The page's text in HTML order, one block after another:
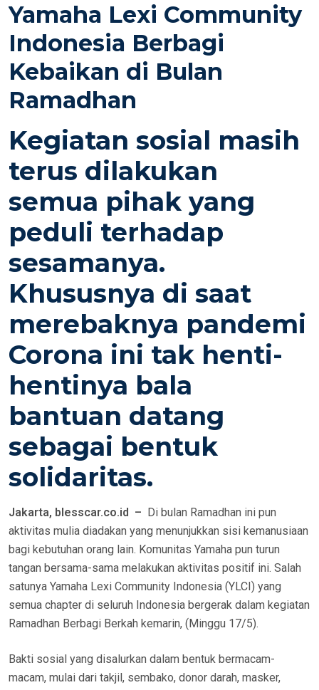
T
D
O
Yamaha Lexi Community
Indonesia Berbagi
Kebaikan di Bulan
Ramadhan
Kegiatan sosial masih
terus dilakukan
semua pihak yang
peduli terhadap
sesamanya.
Khususnya di saat
merebaknya pandemi
Corona ini tak henti-
hentinya bala
bantuan datang
sebagai bentuk
solidaritas.
Jakarta, blesscar.co.id –
Di bulan Ramadhan ini pun
aktivitas mulia diadakan yang menunjukkan sisi kemanusiaan
bagi kebutuhan orang lain. Komunitas Yamaha pun turun
tangan bersama-sama melakukan aktivitas positif ini. Salah
satunya Yamaha Lexi Community Indonesia (YLCI) yang
semua chapter di seluruh Indonesia bergerak dalam kegiatan
Ramadhan Berbagi Berkah kemarin, (Minggu 17/5).
Bakti sosial yang disalurkan dalam bentuk bermacam-
macam, mulai dari takjil, sembako, donor darah, masker,